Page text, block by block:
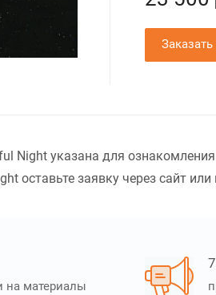
Заказать
Night указана для
оставьте заявку через сайт или
на материалы